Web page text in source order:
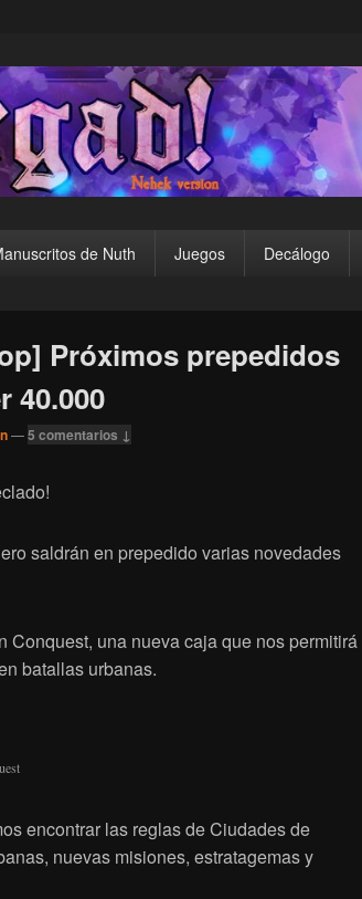
de Nuth Juegos Decálogo
Próximos prepedidos
40.000
—5 comentarios ↓
saldrán en prepedido varias novedades
Conquest, una nueva caja que nos permitirá
batallas urbanas.
encontrar las reglas de Ciudades de
nuevas misiones, estratagemas y